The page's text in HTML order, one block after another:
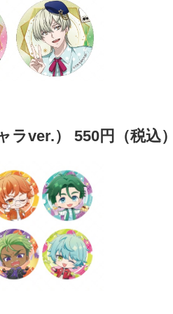
ver.） 550円（税込）